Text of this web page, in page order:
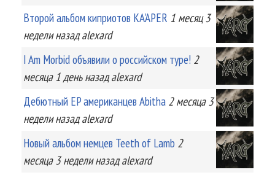
Второй альбом киприотов KA'APER 1 месяц 3
неделиназад alexard
I Am Morbid объявили о российском туре! 2
месяца 1 деньназад alexard
Дебютный EP американцев Abitha 2 месяца 3
неделиназад alexard
Новый альбом немцев Teeth of Lamb 2
месяца 3 неделиназад alexard